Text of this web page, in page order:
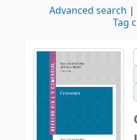
Advanced search
Tag